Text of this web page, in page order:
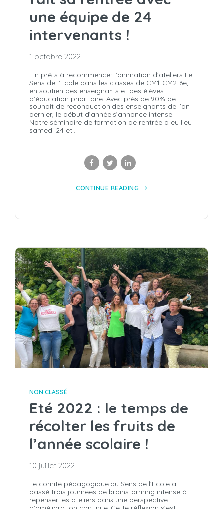
une équipe de 24
intervenants !
1 octobre 2022
Fin prêts à recommencer l’animation d’ateliers Le
Sens de l’Ecole dans les classes de CM1-CM2-6e,
en soutien des enseignants et des élèves
d’éducation prioritaire. Avec près de 90% de
souhait de reconduction des enseignants de l’an
dernier, le début d’année s’annonce intense !
Notre séminaire de formation de rentrée a eu lieu
samedi 24 et...
CONTINUE READING
NON CLASSÉ
Eté 2022 : le temps de
récolter les fruits de
l’année scolaire !
10 juillet 2022
Le comité pédagogique du Sens de l’Ecole a
passé trois journées de brainstorming intense à
repenser les ateliers dans une perspective